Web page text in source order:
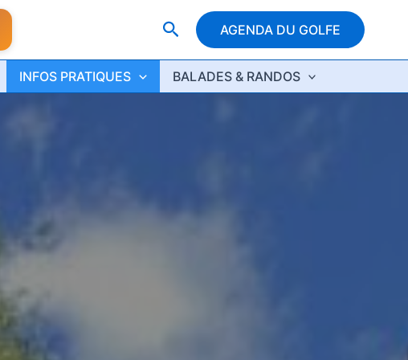
RechercherAGENDA DU GOLFE
INFOS PRATIQUES BALADES & RANDOS